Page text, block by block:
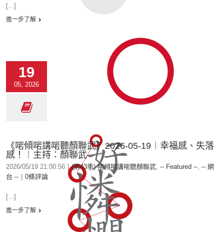
[...]
進一步了解
19
05, 2026
《啱傾啱講啱聽顏聯武》2026-05-19︱幸福感、失落
感！︱主持：顏聯武
2026/05/19 21:00:56 (第43季) 啱傾啱講啱聽顏聯武, -- Featured --, -- 網
台 --
0條評論
[...]
進一步了解